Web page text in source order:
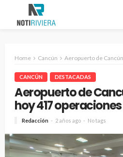
Home Cancún Aeropuerto de Cancún
CANCÚN DESTACADAS
Aeropuerto de
hoy 417 operaciones
Redacción 2 años ago No tags